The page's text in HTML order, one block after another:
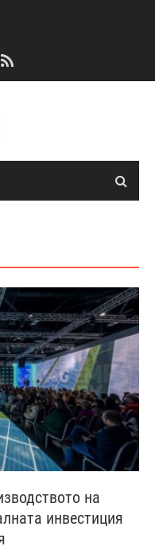
на
инвестиция